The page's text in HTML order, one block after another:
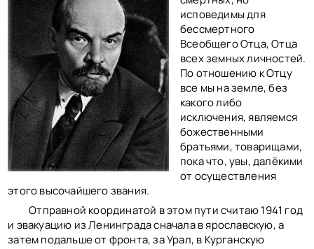
МУЗЫКА
HI-FI PLAYERS
TESTS
ПЕРСОНАЛИИ
LOL
ССЫЛКИ
О САЙТЕ
КОНТАКТЫ
BACK TO PHOTO
исповедимы для
бессмертного
Всеобщего Отца, Отца
всех земных личностей.
По отношению к Отцу
все мы на земле, без
какого либо
исключения, являемся
божественными
братьями, товарищами,
пока что, увы, далёкими
от осуществления
этого высочайшего звания.
Отправной координатой в этом пути считаю 1941 год
и эвакуацию из Ленинграда сначала в ярославскую, а
затем подальше от фронта, за Урал, в Курганскую